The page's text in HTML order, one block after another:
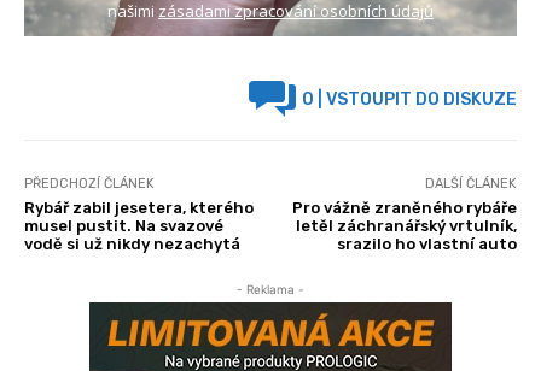
našimi zásadami zpracování osobních údajů
0 | VSTOUPIT DO DISKUZE
PŘEDCHOZÍ ČLÁNEK
Rybář zabil jesetera, kterého
musel pustit. Na svazové
vodě si už nikdy nezachytá
DALŠÍ ČLÁNEK
Pro vážně zraněného rybáře
letěl záchranářský vrtulník,
srazilo ho vlastní auto
- Reklama -